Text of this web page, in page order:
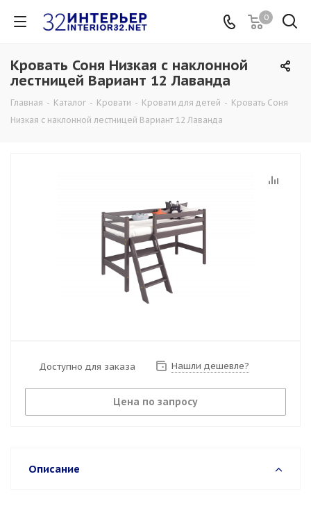
0
Кровать Соня Низкая с наклонной
лестницей Вариант 12 Лаванда
Главная - Каталог - Кровати - Кровати для детей - Кровать Соня
Низкая с наклонной лестницей Вариант 12 Лаванда
Доступно для заказа Нашли дешевле?
Цена по запросу
Описание